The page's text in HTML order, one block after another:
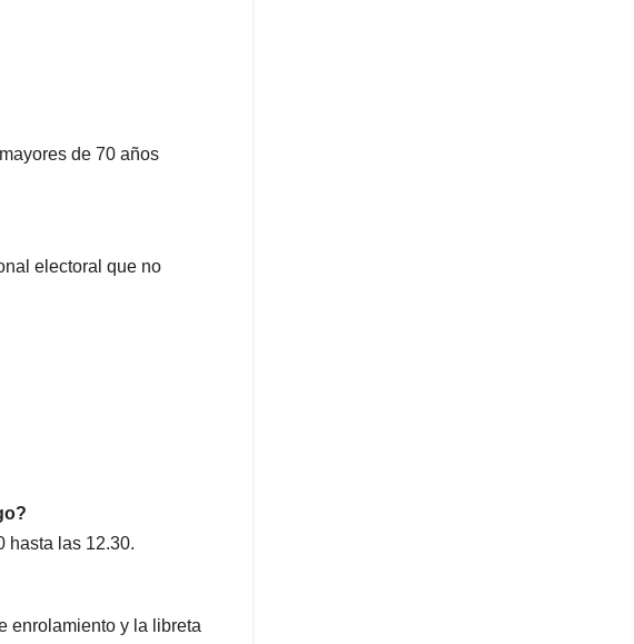
de 70 años
electoral que no
hasta las 12.30.
enrolamiento y la libreta